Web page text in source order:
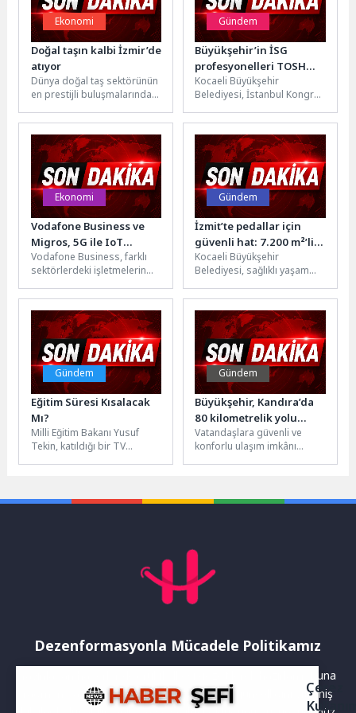
Ekonomi
Doğal taşın kalbi İzmir’de
atıyor
Dünya doğal taş sektörünün
en prestijli buluşmalarından
görkemli bir açılışla Fuar...
Gündem
Büyükşehir’in İSG
profesyonelleri TOSH
Expo’da
Kocaeli Büyükşehir
Belediyesi, İstanbul Kongre
“TOSH Expo 2026-6. Türk İş
Güvenliği ve Sağlığı...
Ekonomi
Vodafone Business ve
Migros, 5G ile IoT
Tabanlı Destek
Uygulamaları Hayata
Geçirdi
Vodafone Business, farklı
sektörlerdeki işletmelerin
hızlandıran yeni nesil
bağlantı ve IoT çözümleriyle
yenilikçi...
Gündem
İzmit’te pedallar için
güvenli hat: 7.200 m²’lik
yeni yol
Kocaeli Büyükşehir
Belediyesi, sağlıklı yaşam
genelinde bisiklet yollarını
modernize etmeyi
sürdürüyor. Bu...
Gündem
Eğitim Süresi Kısalacak
Mı?
Milli Eğitim Bakanı Yusuf
Tekin, katıldığı bir TV
Gündem
Büyükşehir, Kandıra’da
80 kilometrelik yolu
onaracak
Vatandaşlara güvenli ve
konforlu ulaşım imkânı
önemli...
Dezenformasyonla Mücadele Politikamız
Yayınlanan haberler doğruluk ilkesi gözetilerek hazırlanır. Buna
rağmen bazı içeriklerde eksik, hatalı veya güncelliğini yitirmiş
Çerez